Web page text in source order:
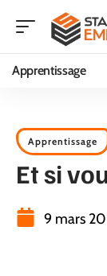
Apprentissage
Apprentissage
Et si
9 mars